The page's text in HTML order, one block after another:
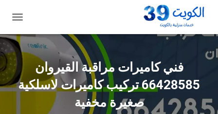
ب
د
ي
ل
ت
فني كاميرات مراقبة القيروان
66428585 تركيب كاميرات لاسلكية
صغيرة مخفية